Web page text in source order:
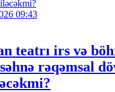
09:43
teatrı irs və
rəqəmsal